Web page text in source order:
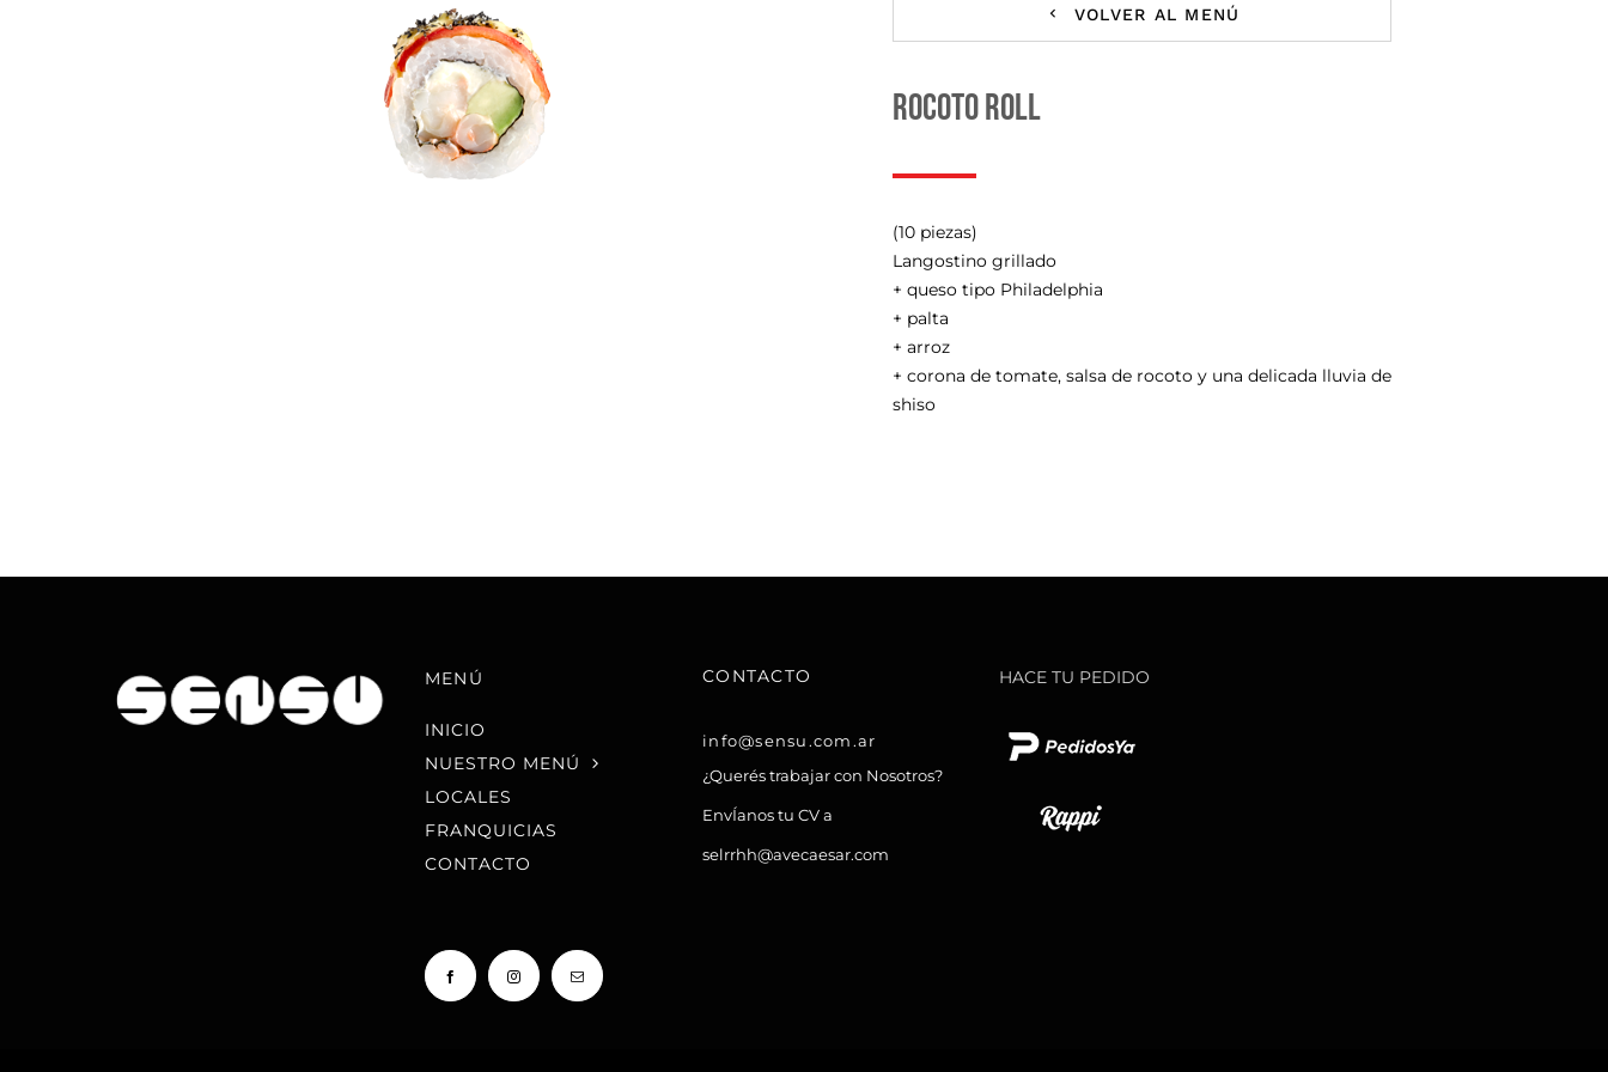
VOLVER AL MENÚ
Rocoto Roll
(10 piezas)
Langostino grillado
+ queso tipo Philadelphia
+ palta
+ arroz
+ corona de tomate, salsa de rocoto y una delicada lluvia de
shiso
MENÚ
INICIO
NUESTRO MENÚ
LOCALES
FRANQUICIAS
CONTACTO
CONTACTO
info@sensu.com.ar
¿Querés trabajar con Nosotros?
EnvÍanos tu CV a
selrrhh@avecaesar.com
HACE TU PEDIDO